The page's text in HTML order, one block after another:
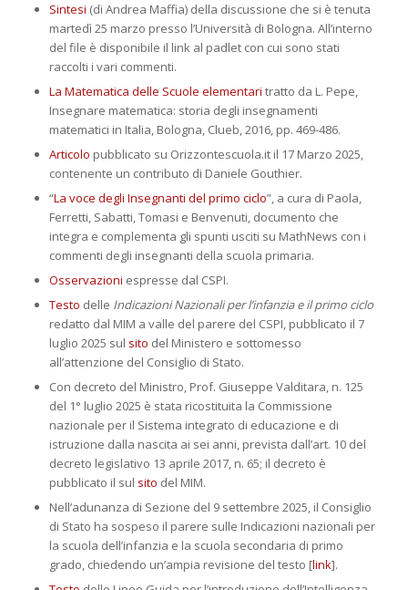
Sintesi (di Andrea Maffia) della discussione che si è tenuta
martedì 25 marzo presso l’Università di Bologna. All’interno
del file è disponibile il link al padlet con cui sono stati
raccolti i vari commenti.
La Matematica delle Scuole elementari tratto da L. Pepe,
Insegnare matematica: storia degli insegnamenti
matematici in Italia, Bologna, Clueb, 2016, pp. 469-486.
Articolo pubblicato su Orizzontescuola.it il 17 Marzo 2025,
contenente un contributo di Daniele Gouthier.
“La voce degli Insegnanti del primo ciclo”, a cura di Paola,
Ferretti, Sabatti, Tomasi e Benvenuti, documento che
integra e complementa gli spunti usciti su MathNews con i
commenti degli insegnanti della scuola primaria.
Osservazioni espresse dal CSPI.
Testo delle Indicazioni Nazionali per l’infanzia e il primo ciclo
redatto dal MIM a valle del parere del CSPI, pubblicato il 7
luglio 2025 sul sito del Ministero e sottomesso
all’attenzione del Consiglio di Stato.
Con decreto del Ministro, Prof. Giuseppe Valditara, n. 125
del 1° luglio 2025 è stata ricostituita la Commissione
nazionale per il Sistema integrato di educazione e di
istruzione dalla nascita ai sei anni, prevista dall’art. 10 del
decreto legislativo 13 aprile 2017, n. 65; il decreto è
pubblicato il sul sito del MIM.
Nell’adunanza di Sezione del 9 settembre 2025, il Consiglio
di Stato ha sospeso il parere sulle Indicazioni nazionali per
la scuola dell’infanzia e la scuola secondaria di primo
grado, chiedendo un’ampia revisione del testo [link].